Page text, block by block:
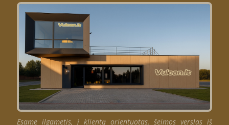
Esame ilgametis, į klientą orientuotas, šeimos verslas iš